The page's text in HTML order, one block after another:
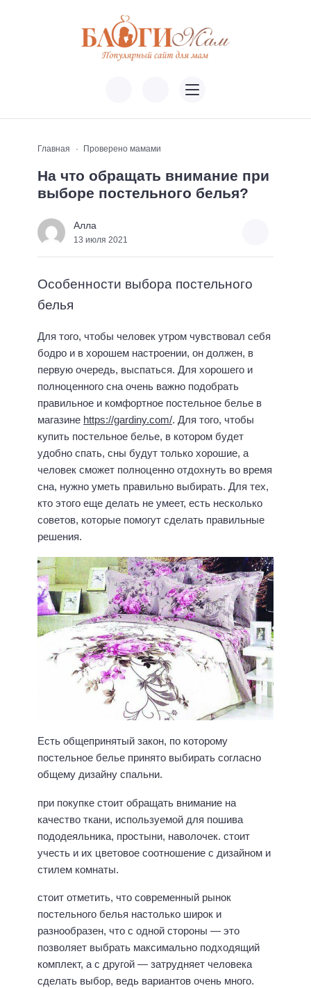
Главная Проверено мамами
На что обращать внимание при
выборе постельного белья?
Алла
13 июля 2021
Особенности выбора постельного
белья
Для того, чтобы человек утром чувствовал себя
бодро и в хорошем настроении, он должен, в
первую очередь, выспаться. Для хорошего и
полноценного сна очень важно подобрать
правильное и комфортное постельное белье в
магазине https://gardiny.com/. Для того, чтобы
купить постельное белье, в котором будет
удобно спать, сны будут только хорошие, а
человек сможет полноценно отдохнуть во время
сна, нужно уметь правильно выбирать. Для тех,
кто этого еще делать не умеет, есть несколько
советов, которые помогут сделать правильные
решения.
Есть общепринятый закон, по которому
постельное белье принято выбирать согласно
общему дизайну спальни.
при покупке стоит обращать внимание на
качество ткани, используемой для пошива
пододеяльника, простыни, наволочек. стоит
учесть и их цветовое соотношение с дизайном и
стилем комнаты.
стоит отметить, что современный рынок
постельного белья настолько широк и
разнообразен, что с одной стороны — это
позволяет выбрать максимально подходящий
комплект, а с другой — затрудняет человека
сделать выбор, ведь вариантов очень много.